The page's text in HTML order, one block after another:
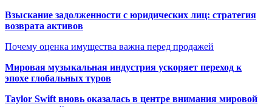
Взыскание задолженности с юридических лиц: стратегия
возврата активов
Почему оценка имущества важна перед продажей
Мировая музыкальная индустрия ускоряет переход к
эпохе глобальных туров
Taylor Swift вновь оказалась в центре внимания мировой